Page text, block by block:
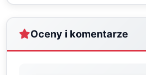
Oceny i komentarze